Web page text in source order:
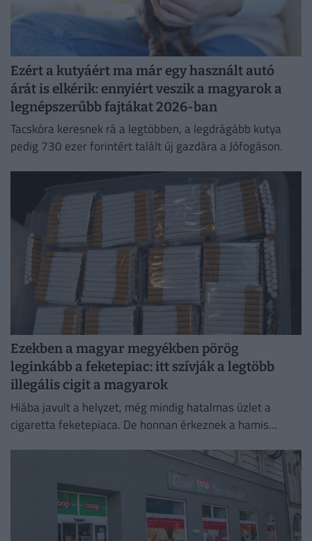
Ezért a kutyáért ma már egy használt autó
árát is elkérik: ennyiért veszik a magyarok a
legnépszerűbb fajtákat 2026-ban
Tacskóra keresnek rá a legtöbben, a legdrágább kutya
pedig 730 ezer forintért talált új gazdára a Jófogáson.
Ezekben a magyar megyékben pörög
leginkább a feketepiac: itt szívják a legtöbb
illegális cigit a magyarok
Hiába javult a helyzet, még mindig hatalmas üzlet a
cigaretta feketepiaca. De honnan érkeznek a hamis